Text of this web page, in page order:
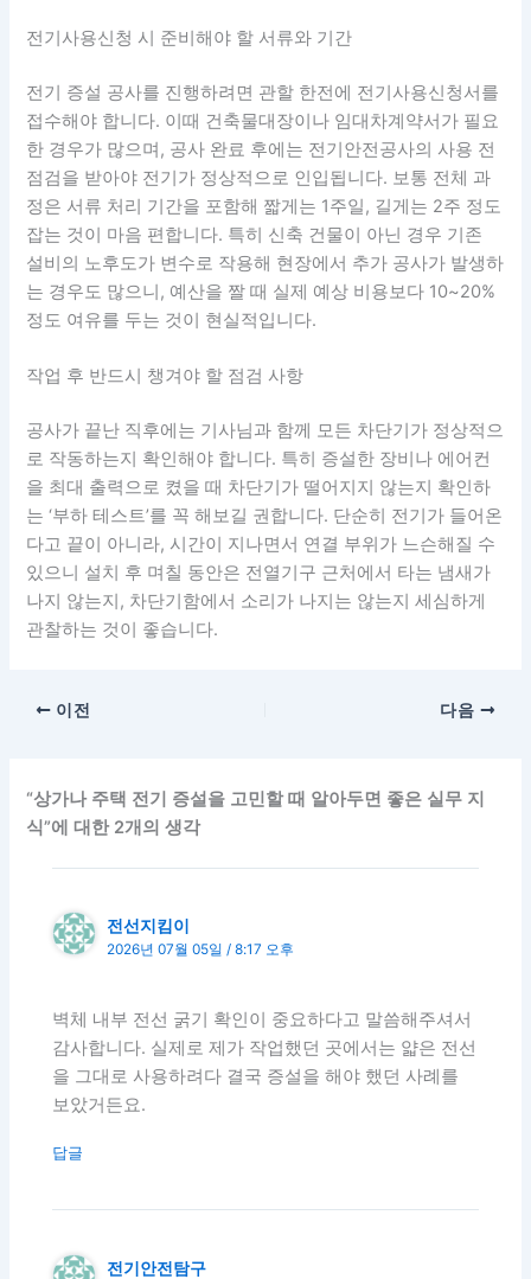
전기사용신청 시 준비해야 할 서류와 기간
전기 증설 공사를 진행하려면 관할 한전에 전기사용신청서를
접수해야 합니다. 이때 건축물대장이나 임대차계약서가 필요
한 경우가 많으며, 공사 완료 후에는 전기안전공사의 사용 전
점검을 받아야 전기가 정상적으로 인입됩니다. 보통 전체 과
정은 서류 처리 기간을 포함해 짧게는 1주일, 길게는 2주 정도
잡는 것이 마음 편합니다. 특히 신축 건물이 아닌 경우 기존
설비의 노후도가 변수로 작용해 현장에서 추가 공사가 발생하
는 경우도 많으니, 예산을 짤 때 실제 예상 비용보다 10~20%
정도 여유를 두는 것이 현실적입니다.
작업 후 반드시 챙겨야 할 점검 사항
공사가 끝난 직후에는 기사님과 함께 모든 차단기가 정상적으
로 작동하는지 확인해야 합니다. 특히 증설한 장비나 에어컨
을 최대 출력으로 켰을 때 차단기가 떨어지지 않는지 확인하
는 ‘부하 테스트’를 꼭 해보길 권합니다. 단순히 전기가 들어온
다고 끝이 아니라, 시간이 지나면서 연결 부위가 느슨해질 수
있으니 설치 후 며칠 동안은 전열기구 근처에서 타는 냄새가
나지 않는지, 차단기함에서 소리가 나지는 않는지 세심하게
관찰하는 것이 좋습니다.
이전 다음
“상가나 주택 전기 증설을 고민할 때 알아두면 좋은 실무 지
식”에 대한 2개의 생각
전선지킴이
2026년 07월 05일 / 8:17 오후
벽체 내부 전선 굵기 확인이 중요하다고 말씀해주셔서
감사합니다. 실제로 제가 작업했던 곳에서는 얇은 전선
을 그대로 사용하려다 결국 증설을 해야 했던 사례를
보았거든요.
답글
전기안전탐구